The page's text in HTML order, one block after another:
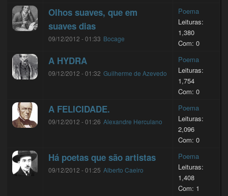
Olhos suaves, que em
suaves dias
09/12/2012 - 01:33 Bocage
Poema
Leituras:
1,380
Com: 0
A HYDRA
09/12/2012 - 01:32 Guilherme de Azevedo
Poema
Leituras:
1,754
Com: 0
A FELICIDADE.
09/12/2012 - 01:26 Alexandre Herculano
Poema
Leituras:
2,096
Com: 0
Há poetas que são artistas
09/12/2012 - 01:25 Alberto Caeiro
Poema
Leituras:
1,408
Com: 1